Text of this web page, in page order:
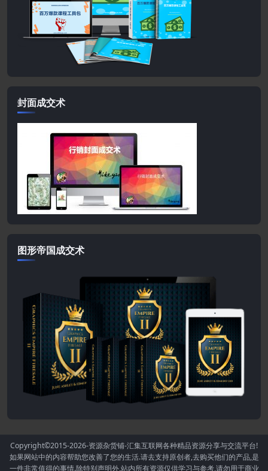
封面成交术
图形帝国成交术
Copyright©2015-2026-资源杂货铺-汇集互联网各种精品资源分享与交流平台!
如果网站中的内容帮助您改善了您的生活.请去支持原创者,去购买他们的产品,是
一件非常值得的事情.除特别声明外,站内所有资源仅供学习与参考,请勿用于商业